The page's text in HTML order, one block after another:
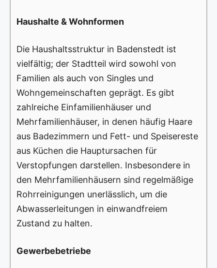
Haushalte & Wohnformen
Die Haushaltsstruktur in Badenstedt ist
vielfältig; der Stadtteil wird sowohl von
Familien als auch von Singles und
Wohngemeinschaften geprägt. Es gibt
zahlreiche Einfamilienhäuser und
Mehrfamilienhäuser, in denen häufig Haare
aus Badezimmern und Fett- und Speisereste
aus Küchen die Hauptursachen für
Verstopfungen darstellen. Insbesondere in
den Mehrfamilienhäusern sind regelmäßige
Rohrreinigungen unerlässlich, um die
Abwasserleitungen in einwandfreiem
Zustand zu halten.
Gewerbebetriebe